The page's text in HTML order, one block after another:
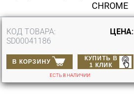
CHROME
КОД ТОВАРА:
SD00041186
ЦЕНА:
В КОРЗИНУ
КУПИТЬ В
1 КЛИК
ЕСТЬ В НАЛИЧИИ